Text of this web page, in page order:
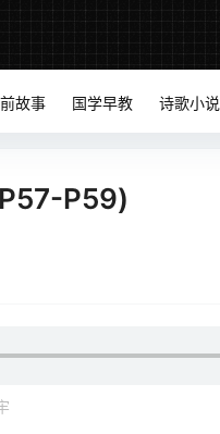
故事 国学早教 诗歌小说
P59)